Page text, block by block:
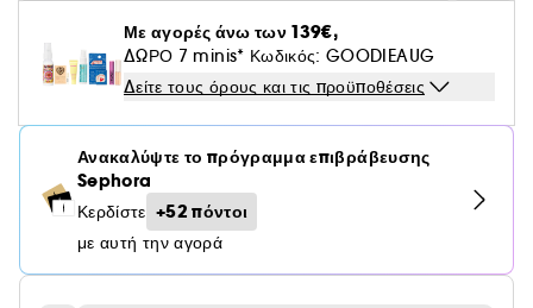
Με αγορές άνω των 139€,
ΔΩΡΟ 7 minis* Κωδικός: GOODIEAUG
Δείτε τους όρους και τις προϋποθέσεις
Ανακαλύψτε το πρόγραμμα επιβράβευσης
Sephora
Κερδίστε +52 πόντοι
με αυτή την αγορά